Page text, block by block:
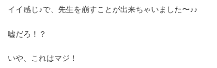
イイ感じ♪で、先生を崩すことが出来ちゃいました〜♪♪
嘘だろ！？
いや、これはマジ！